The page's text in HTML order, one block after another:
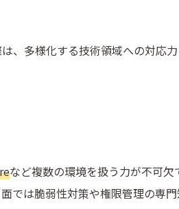
、多様化する技術領域への対応
など複数の環境を扱う力が不可欠
では脆弱性対策や権限管理の専門